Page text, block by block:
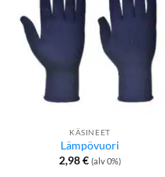
KÄSINEET
Lämpövuori
2,98€ (alv 0%)